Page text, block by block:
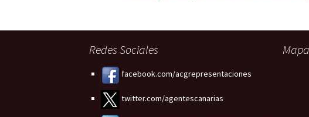
entradasRedes Sociales
facebook.com/acgrepresentaciones
twitter.com/agentescanarias
Mapa